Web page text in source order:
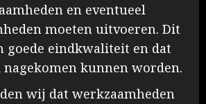
en eventueel
moeten uitvoeren. Dit
goede eindkwaliteit en dat
nagekomen kunnen worden.
wij dat werkzaamheden